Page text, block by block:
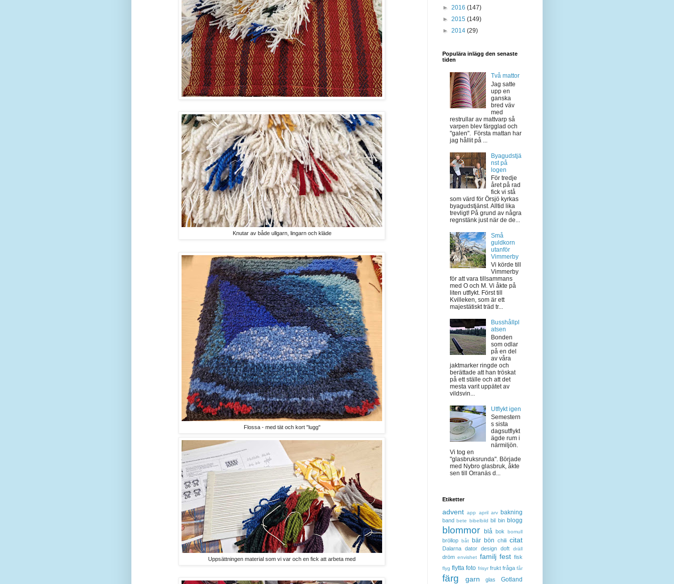
Knutar av både ullgarn, lingarn och kläde
Flossa - med tät och kort "lugg"
Uppsättningen material som vi var och en fick att arbeta med
► 2016 (147)
► 2015 (149)
► 2014 (29)
Populära inlägg den senaste
tiden
Två mattor
Jag satte
upp en
ganska
bred väv
med
restrullar av mattvarp så
varpen blev färgglad och
"galen". Första mattan har
jag hållit på ...
Byagudstjä
nst på
logen
För tredje
året på rad
fick vi stå
som värd för Örsjö kyrkas
byagudstjänst. Alltid lika
trevligt! På grund av några
regnstänk just när de de...
Små
guldkorn
utanför
Vimmerby
Vi körde till
Vimmerby
för att vara tillsammans
med O och M. Vi åkte på
liten utflykt. Först till
Kvilleken, som är ett
majestätiskt träd tr...
Busshållpl
atsen
Bonden
som odlar
på en del
av våra
jaktmarker ringde och
berättade att han tröskat
på ett ställe och att det
mesta varit uppätet av
vildsvin...
Utflykt igen
Semestern
s sista
dagsutflykt
ägde rum i
närmiljön.
Vi tog en
"glasbruksrunda". Började
med Nybro glasbruk, åkte
sen till Orranäs d...
Etiketter
advent app april arv bakning
band bete bibelbild bil bin blogg
blommor blå bok bomull
bröllop båt bär bön chili citat
Dalarna dator design doft dräll
dröm envishet familj fest fisk
flyg flytta foto frisyr frukt fråga får
färg garn glas
Gotland